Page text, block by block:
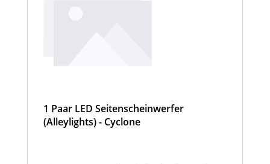
1 Paar LED Seitenscheinwerfer
(Alleylights) - Cyclone